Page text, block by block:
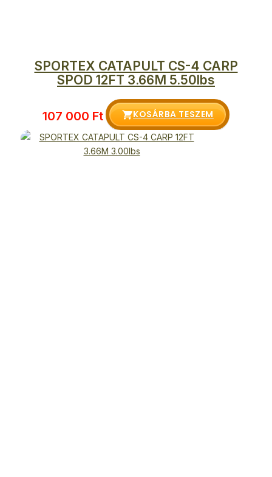
SPORTEX CATAPULT CS-4 CARP
SPOD 12FT 3.66M 5.50lbs
107 000 Ft KOSÁRBA TESZEM